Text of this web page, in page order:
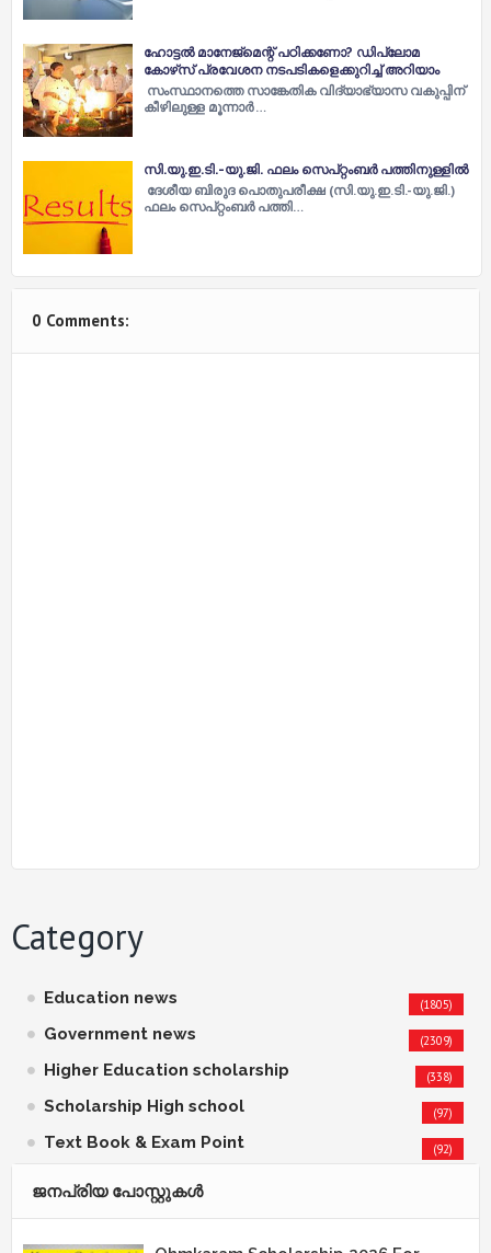
ഹോട്ടല്‍ മാനേജ്‌മെന്റ് പഠിക്കണോ? ഡിപ്ലോമ
കോഴ്‌സ് പ്രവേശന നടപടികളെക്കുറിച്ച് അറിയാം
സംസ്ഥാനത്തെ സാങ്കേതിക വിദ്യാഭ്യാസ വകുപ്പിന്
കീഴിലുള്ള മൂന്നാര്‍ …
സി.യു.ഇ.ടി.-യു.ജി. ഫലം സെപ്റ്റംബർ പത്തിനുള്ളിൽ
ദേശീയ ബിരുദ പൊതുപരീക്ഷ (സി.യു.ഇ.ടി.-യു.ജി.)
ഫലം സെപ്റ്റംബർ പത്തി…
0 Comments:
Category
Education news (1805)
Government news (2309)
Higher Education scholarship (338)
Scholarship High school (97)
Text Book & Exam Point (92)
ജനപ്രിയ പോസ്റ്റുകള്‍‌